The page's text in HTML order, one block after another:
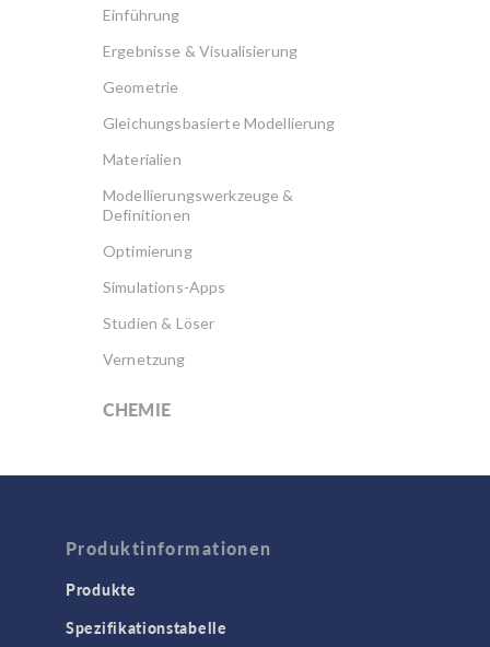
Einführung
Ergebnisse & Visualisierung
Geometrie
Gleichungsbasierte Modellierung
Materialien
Modellierungswerkzeuge &
Definitionen
Optimierung
Simulations-Apps
Studien & Löser
Vernetzung
CHEMIE
Brennstoffzellen & Elektrolyseure
Korrosion und Korrosionsschutz
Verfahrenstechnik
COMSOL NOW
Produktinformationen
Produkte
Spezifikationstabelle